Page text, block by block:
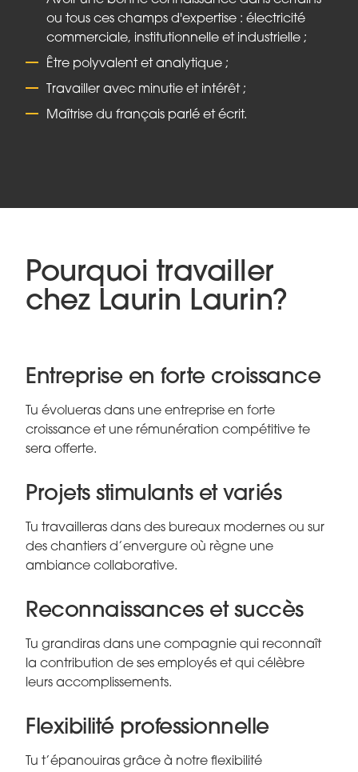
ou tous ces champs d'expertise : électricité
commerciale, institutionnelle et industrielle ;
Être polyvalent et analytique ;
Travailler avec minutie et intérêt ;
Maîtrise du français parlé et écrit.
Pourquoi travailler
chez Laurin Laurin?
Entreprise en forte croissance
Tu évolueras dans une entreprise en forte
croissance et une rémunération compétitive te
sera offerte.
Projets stimulants et variés
Tu travailleras dans des bureaux modernes ou sur
des chantiers d’envergure où règne une
ambiance collaborative.
Reconnaissances et succès
Tu grandiras dans une compagnie qui reconnaît
la contribution de ses employés et qui célèbre
leurs accomplissements.
Flexibilité professionnelle
Tu t’épanouiras grâce à notre flexibilité